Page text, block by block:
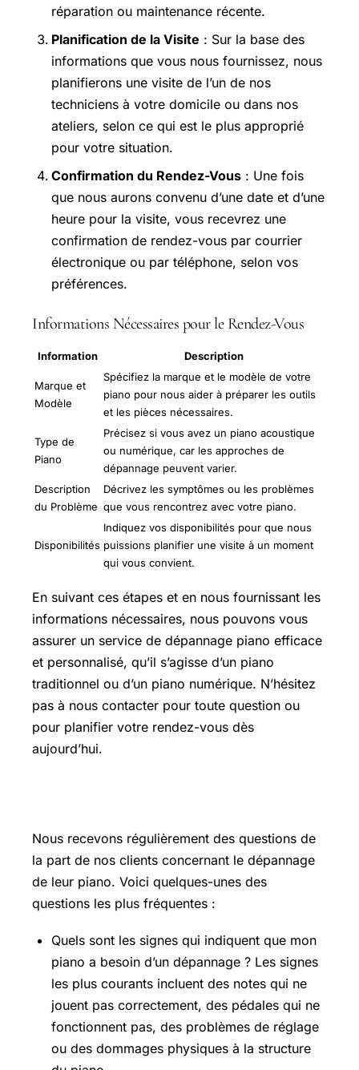
réparation ou maintenance récente.
Planification de la Visite : Sur la base des
informations que vous nous fournissez, nous
planifierons une visite de l’un de nos
techniciens à votre domicile ou dans nos
ateliers, selon ce qui est le plus approprié
pour votre situation.
Confirmation du Rendez-Vous : Une fois
que nous aurons convenu d’une date et d’une
heure pour la visite, vous recevrez une
confirmation de rendez-vous par courrier
électronique ou par téléphone, selon vos
préférences.
Informations Nécessaires pour le Rendez-Vous
Information Description
Marque et
Modèle
Spécifiez la marque et le modèle de votre
piano pour nous aider à préparer les outils
et les pièces nécessaires.
Type de
Piano
Précisez si vous avez un piano acoustique
ou numérique, car les approches de
dépannage peuvent varier.
Description
du Problème
Décrivez les symptômes ou les problèmes
que vous rencontrez avec votre piano.
Disponibilités
Indiquez vos disponibilités pour que nous
puissions planifier une visite à un moment
qui vous convient.
En suivant ces étapes et en nous fournissant les
informations nécessaires, nous pouvons vous
assurer un service de dépannage piano efficace
et personnalisé, qu’il s’agisse d’un piano
traditionnel ou d’un piano numérique. N’hésitez
pas à nous contacter pour toute question ou
pour planifier votre rendez-vous dès
aujourd’hui.
Nous recevons régulièrement des questions de
la part de nos clients concernant le dépannage
de leur piano. Voici quelques-unes des
questions les plus fréquentes :
Quels sont les signes qui indiquent que mon
piano a besoin d’un dépannage ? Les signes
les plus courants incluent des notes qui ne
jouent pas correctement, des pédales qui ne
fonctionnent pas, des problèmes de réglage
ou des dommages physiques à la structure